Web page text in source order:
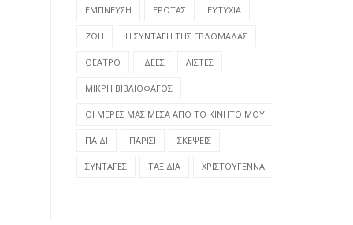
ΕΜΠΝΕΥΣΗ ΕΡΩΤΑΣ ΕΥΤΥΧΙΑ
ΖΩΗ Η ΣΥΝΤΑΓΗ ΤΗΣ ΕΒΔΟΜΑΔΑΣ
ΘΕΑΤΡΟ ΙΔΕΕΣ ΛΙΣΤΕΣ
ΜΙΚΡΗ ΒΙΒΛΙΟΦΑΓΟΣ
ΟΙ ΜΕΡΕΣ ΜΑΣ ΜΕΣΑ ΑΠΟ ΤΟ ΚΙΝΗΤΟ ΜΟΥ
ΠΑΙΔΙ ΠΑΡΙΣΙ ΣΚΕΨΕΙΣ
ΣΥΝΤΑΓΕΣ ΤΑΞΙΔΙΑ ΧΡΙΣΤΟΥΓΕΝΝΑ